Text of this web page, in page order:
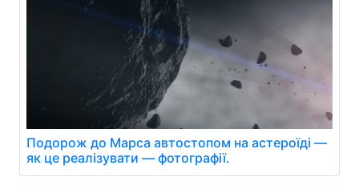
Подорож до Марса автостопом на астероїді —
як це реалізувати — фотографії.